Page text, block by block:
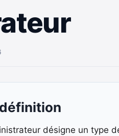
désigne un